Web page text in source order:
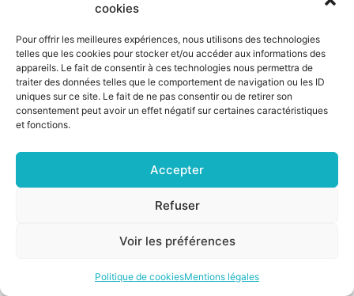
cookies
Pour offrir les meilleures expériences, nous utilisons des technologies
telles que les cookies pour stocker et/ou accéder aux informations des
appareils. Le fait de consentir à ces technologies nous permettra de
traiter des données telles que le comportement de navigation ou les ID
uniques sur ce site. Le fait de ne pas consentir ou de retirer son
consentement peut avoir un effet négatif sur certaines caractéristiques
et fonctions.
Accepter
Refuser
Voir les préférences
Politique de cookiesMentions légales
29 octobre 2024
GT Inclusion numérique
Mentions légales